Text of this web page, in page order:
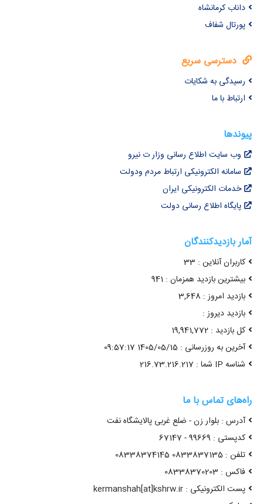
داناب کرمانشاه
پورتال شفاف
دسترسی سریع
رسیدگی به شکایات
ارتباط با ما
پیوندها
وب سایت اطلاع رسانی وزار ت نیرو
سامانه الکترونیکی ارتباط مردم ودولت
خدمات الکترونیکی ایران
پایگاه اطلاع رسانی دولت
آمار بازدیدکنندگان
کاربران آنلاین : 33
بیشترین بازدید همزمان : 941
بازدید امروز : 3,648
بازدید دیروز :
کل بازدید : 19,941,772
آخرین به روزرسانی : 1405/05/15 09:57:17
شناسه IP شما : 216.73.216.217
راه‌های تماس با ما
آدرس : بلوار زن - ضلع غربی پالایشگاه نفت
کدپستی : 99669 - 67147
تلفن : 0833837135 08338374145
فاکس : 08338370203
پست الکترونیکی : kermanshah[at]kshrw.ir